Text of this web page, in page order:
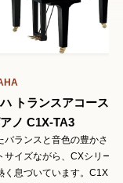
トランスアコース
ノ C1X-TA3
バランスと音色の豊かさ。
サイズながら、CXシリー
く息づいています。C1Xに